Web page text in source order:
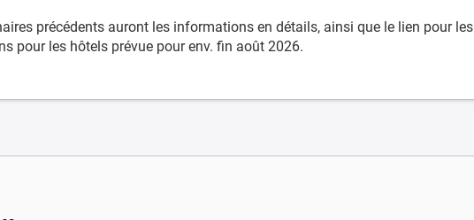
précédents auront les informations en détails, ainsi que le lien pour les
pour les hôtels prévue pour env. fin août 2026.